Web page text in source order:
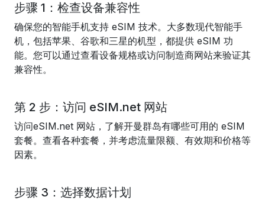
步骤 1：检查设备兼容性
确保您的智能手机支持 eSIM 技术。大多数现代智能手
机，包括苹果、谷歌和三星的机型，都提供 eSIM 功
能。您可以通过查看设备规格或访问制造商网站来验证其
兼容性。
第 2 步：访问 eSIM.net 网站
访问eSIM.net 网站 ，了解开曼群岛有哪些可用的 eSIM
套餐。查看各种套餐，并考虑流量限额、有效期和价格等
因素。
步骤 3：选择数据计划